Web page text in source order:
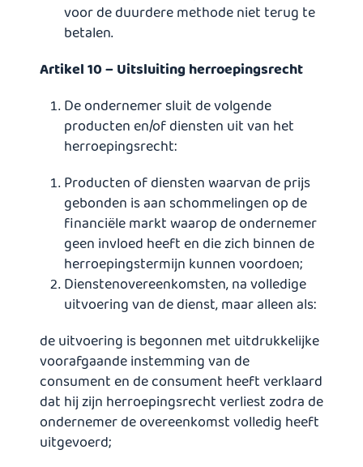
voor de duurdere methode niet terug te
betalen.
Artikel 10 – Uitsluiting herroepingsrecht
De ondernemer sluit de volgende
producten en/of diensten uit van het
herroepingsrecht:
Producten of diensten waarvan de prijs
gebonden is aan schommelingen op de
financiële markt waarop de ondernemer
geen invloed heeft en die zich binnen de
herroepingstermijn kunnen voordoen;
Dienstenovereenkomsten, na volledige
uitvoering van de dienst, maar alleen als:
de uitvoering is begonnen met uitdrukkelijke
voorafgaande instemming van de
consument en de consument heeft verklaard
dat hij zijn herroepingsrecht verliest zodra de
ondernemer de overeenkomst volledig heeft
uitgevoerd;